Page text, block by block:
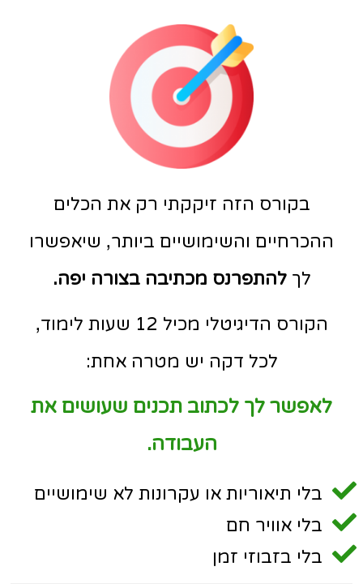
בקורס הזה זיקקתי רק את הכלים
ההכרחיים והשימושיים ביותר, שיאפשרו
לךלהתפרנס מכתיבה בצורה יפה.
הקורס הדיגיטלי מכיל 12 שעות לימוד,
לכל דקה יש מטרה אחת:
לאפשר לך לכתוב תכנים שעושים את
העבודה.
בלי תיאוריות או עקרונות לא שימושיים
בלי אוויר חם
בלי בזבוזי זמן